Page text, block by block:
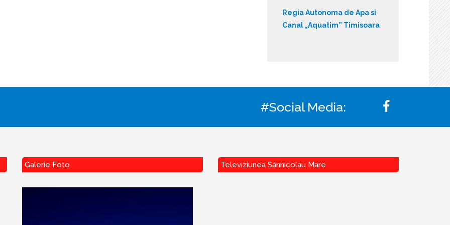
Regia Autonoma de Apa si
Canal „Aquatim” Timisoara
#Social Media:
Galerie Foto Televiziunea Sânnicolau Mare